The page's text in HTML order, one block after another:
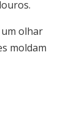
olhar
moldam